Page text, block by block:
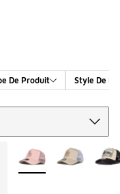
De Produit Style De
Plus de couleurs